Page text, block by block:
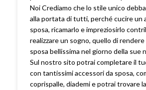
Noi Crediamo che lo stile unico
alla portata di tutti, perché cucire un
sposa, ricamarlo e impreziosirlo
realizzare un sogno, quello di rendere
sposa bellissima nel giorno della sue
Sul nostro sito potrai completare il
con tantissimi accessori da sposa,
coprispalle, diademi e potrai trovare